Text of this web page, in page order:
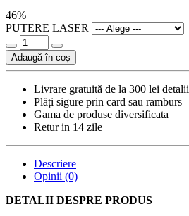
46%
PUTERE LASER
Adaugă în coș
Livrare gratuită de la 300 lei detalii
Plăți sigure prin card sau ramburs
Gama de produse diversificata
Retur in 14 zile
Descriere
Opinii (0)
DETALII DESPRE PRODUS